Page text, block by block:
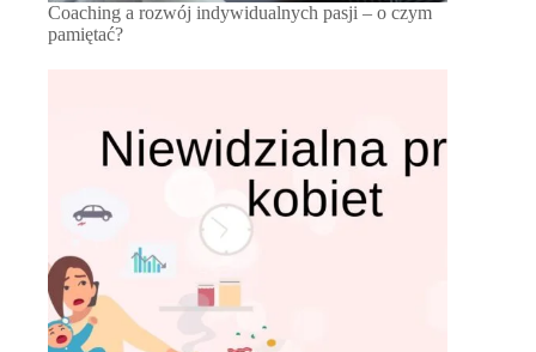
Coaching a rozwój indywidualnych pasji – o czym
pamiętać?